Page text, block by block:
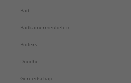
Bad
Badkamermeubelen
Boilers
Douche
Gereedschap